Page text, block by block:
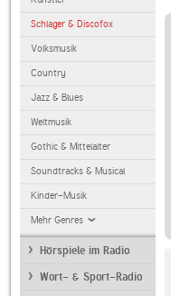
Schlager & Discofox
Volksmusik
Country
Jazz & Blues
Weltmusik
Gothic & Mittelalter
Soundtracks & Musical
Kinder-Musik
Mehr Genres
Hörspiele im Radio
Wort- & Sport-Radio